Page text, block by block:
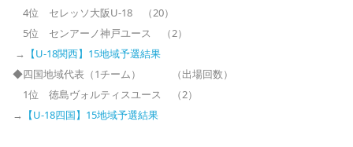
4位 セレッソ大阪U-18 （20）
5位 センアーノ神戸ユース （2）
→
【U-18関西】15地域予選結果
◆四国地域代表（1チーム） （出場回数）
1位 徳島ヴォルティスユース （2）
→
【U-18四国】15地域予選結果